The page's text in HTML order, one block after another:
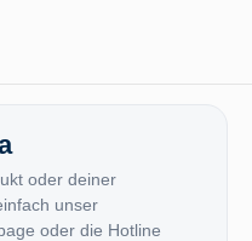
oder deiner
unser
oder die Hotline